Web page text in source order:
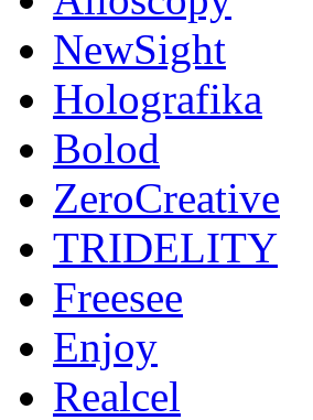
NewSight
Holografika
Bolod
ZeroCreative
TRIDELITY
Freesee
Enjoy
Realcel